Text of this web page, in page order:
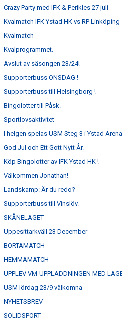
Crazy Party med IFK & Perikles 27 juli
Kvalmatch IFK Ystad HK vs RP Linköping
Kvalmatch
Kvalprogrammet.
Avslut av säsongen 23/24!
Supporterbuss ONSDAG !
Supporterbuss till Helsingborg !
Bingolotter till Påsk.
Sportlovsaktivitet
I helgen spelas USM Steg 3 i Ystad
God Jul och Ett Gott Nytt År.
Köp Bingolotter av IFK Ystad HK !
Välkommen Jonathan!
Landskamp: Är du redo?
Supporterbuss till Vinslöv.
SKÅNELAGET
Uppesittarkväll 23 December
BORTAMATCH
HEMMAMATCH
UPPLEV VM-UPPLADDNINGEN MED
USM lördag 23/9 välkomna
NYHETSBREV
SOLIDSPORT